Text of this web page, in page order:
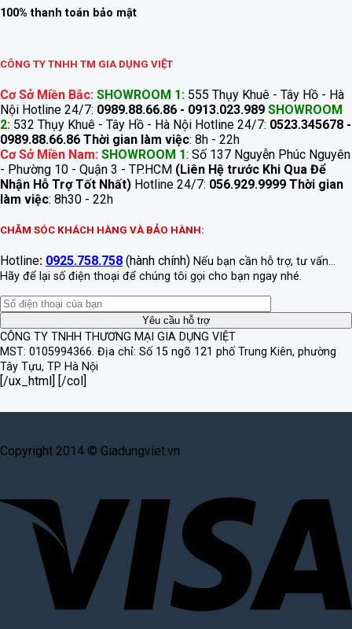
100% thanh toán bảo mật
CÔNG TY TNHH TM GIA DỤNG VIỆT
Cơ Sở Miền Bắc: SHOWROOM 1: 555 Thụy Khuê - Tây Hồ - Hà
Nội Hotline 24/7: 0989.88.66.86 - 0913.023.989 SHOWROOM
2: 532 Thụy Khuê - Tây Hồ - Hà Nội Hotline 24/7: 0523.345678 -
0989.88.66.86 Thời gian làm việc: 8h - 22h
Cơ Sở Miền Nam: SHOWROOM 1: Số 137 Nguyễn Phúc Nguyên
- Phường 10 - Quận 3 - TP.HCM (Liên Hệ trước Khi Qua Để
Nhận Hỗ Trợ Tốt Nhất) Hotline 24/7: 056.929.9999 Thời gian
làm việc: 8h30 - 22h
CHĂM SÓC KHÁCH HÀNG VÀ BẢO HÀNH:
Hotline: 0925.758.758 (hành chính) Nếu bạn cần hỗ trợ, tư vấn...
Hãy để lại số điện thoại để chúng tôi gọi cho bạn ngay nhé.
CÔNG TY TNHH THƯƠNG MẠI GIA DỤNG VIỆT
MST: 0105994366. Địa chỉ: Số 15 ngõ 121 phố Trung Kiên, phường
Tây Tựu, TP Hà Nội
[/ux_html] [/col]
Copyright 2014 © Giadungviet.vn